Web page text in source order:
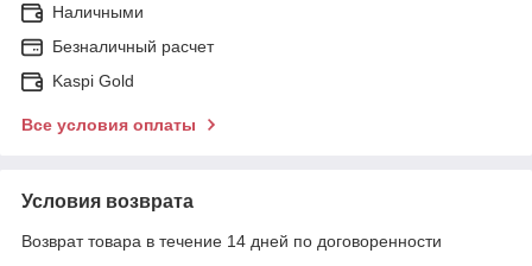
Наличными
Безналичный расчет
Kaspi Gold
Все условия оплаты
Условия возврата
Возврат товара в течение 14 дней по договоренности